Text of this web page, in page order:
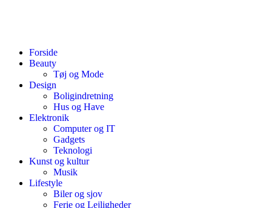
Forside
Beauty
Tøj og Mode
Design
Boligindretning
Hus og Have
Elektronik
Computer og IT
Gadgets
Teknologi
Kunst og kultur
Musik
Lifestyle
Biler og sjov
Ferie og Lejligheder